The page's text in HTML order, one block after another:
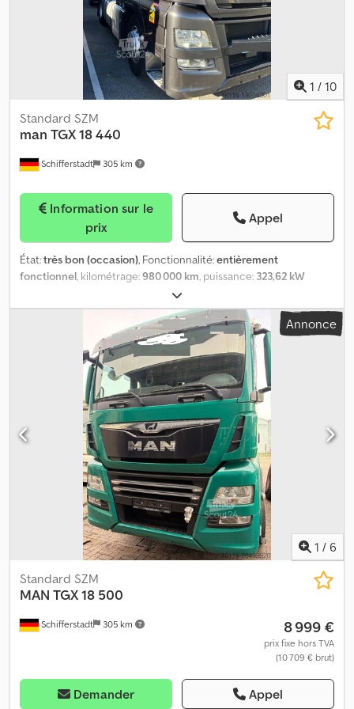
1 / 10
Schifferstadt 305 km
Standard SZM
man TGX 18 440
prix
Appel
État:très bon (occasion), Fonctionnalité:entièrement
fonctionnel, kilométrage:980 000 km, puissance: 323,62 kW
, première immatriculation:
carburant:diesel, poids total:18 000 kg, configuration d'essieux:
, Année de construction:2016, Équipement:ABS,
blocage de différentiel, béquet, chauffage de stationnement,
climatisation, filtre à particules, immatriculation de la voiture,
régulateur de vitesse, système de navigation , Clause de non-
responsabilité : Codpswmchqjfx Ac Aerf Le contenu du site web a
été élaboré avec soin. Une attention particulière a été portée à
fournir des informations correctes et à jour. Nous ne garantissons
pas l’actualité, l’exactitude ni l’exhaustivité des informations. Mises
en demeure : La demande de frais d’avocat pour une mise en
demeure, sans prise de contact préalable avec nous, sera rejetée
comme infondée au titre de l’obligation de limiter les dommages.
ENLÈVEMENT APRÈS ACOMPTE DANS UN DÉLAI MAXIMAL DE 10
JOURS ! VENTE INTERMÉDIAIRE RÉSERVÉE ! Aucun
remboursement de l’acompte ou des frais de déplacement !
FRAIS DE STOCKAGE PAR JOUR : 30 EUROS
Annonce
1 / 6
Schifferstadt 305 km
Standard SZM
MAN TGX 18 500
8 999 €
prix fixe hors TVA
(10 709 € brut)
Demander Appel